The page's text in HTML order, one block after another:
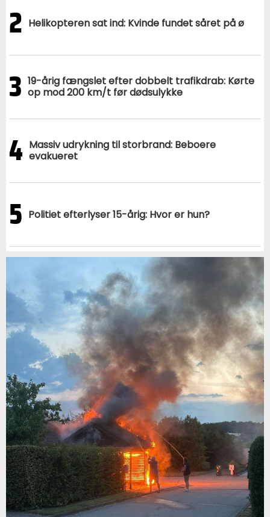
2 Helikopteren sat ind: Kvinde fundet såret på ø
3 19-årig fængslet efter dobbelt trafikdrab: Kørte
op mod 200 km/t før dødsulykke
4 Massiv udrykning til storbrand: Beboere
evakueret
5 Politiet efterlyser 15-årig: Hvor er hun?